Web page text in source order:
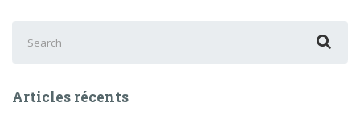
for:
Articles récents